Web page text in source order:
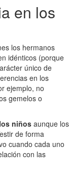
en los
los hermanos
idénticos (porque
único de
en los
ejemplo, no
gemelos o
niños aunque los
de forma
cuando cada uno
con las